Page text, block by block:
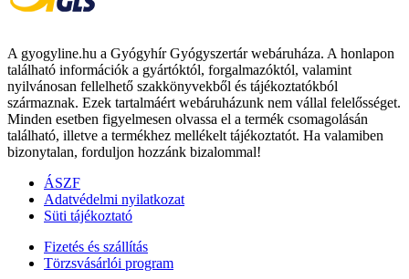
A gyogyline.hu a Gyógyhír Gyógyszertár webáruháza. A honlapon
található információk a gyártóktól, forgalmazóktól, valamint
nyilvánosan fellelhető szakkönyvekből és tájékoztatókból
származnak. Ezek tartalmáért webáruházunk nem vállal felelősséget.
Minden esetben figyelmesen olvassa el a termék csomagolásán
található, illetve a termékhez mellékelt tájékoztatót. Ha valamiben
bizonytalan, forduljon hozzánk bizalommal!
ÁSZF
Adatvédelmi nyilatkozat
Süti tájékoztató
Fizetés és szállítás
Törzsvásárlói program